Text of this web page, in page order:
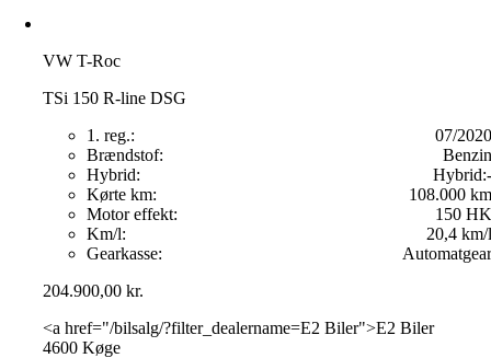
VW T-Roc
TSi 150 R-line DSG
1. reg.:
07/2020
Brændstof:
Benzin
Hybrid:
Hybrid:-
Kørte km:
108.000 km
Motor effekt:
150 HK
Km/l:
20,4 km/l
Gearkasse:
Automatgear
204.900,00kr.
<a href="/bilsalg/?filter_dealername=E2 Biler">E2 Biler
4600 Køge